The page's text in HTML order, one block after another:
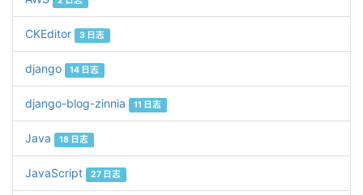
CKEditor 3 日志
django 14 日志
django-blog-zinnia 11 日志
Java 18 日志
JavaScript 27 日志